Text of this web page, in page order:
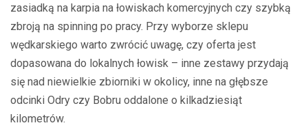
zasiadką na karpia na łowiskach komercyjnych czy szybką
zbroją na spinning po pracy. Przy wyborze sklepu
wędkarskiego warto zwrócić uwagę, czy oferta jest
dopasowana do lokalnych łowisk – inne zestawy przydają
się nad niewielkie zbiorniki w okolicy, inne na głębsze
odcinki Odry czy Bobru oddalone o kilkadziesiąt
kilometrów.